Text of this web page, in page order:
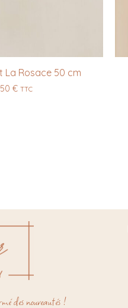
La Rosace 50 cm
€ TTC
des nouveautés !